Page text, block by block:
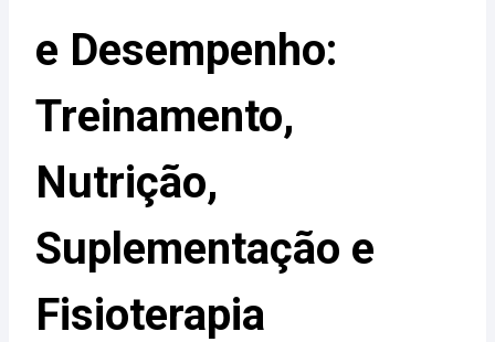
e Desempenho:
Treinamento,
Nutrição,
Suplementação e
Fisioterapia